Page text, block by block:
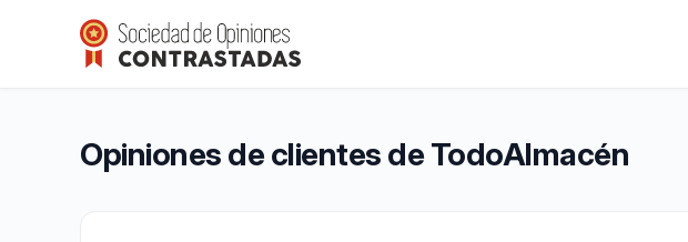
TodoAlmacén
Calificación global: 8,3 de 10
8,3/10(2 667 opiniones)
Opiniones de clientes de TodoAlmacén